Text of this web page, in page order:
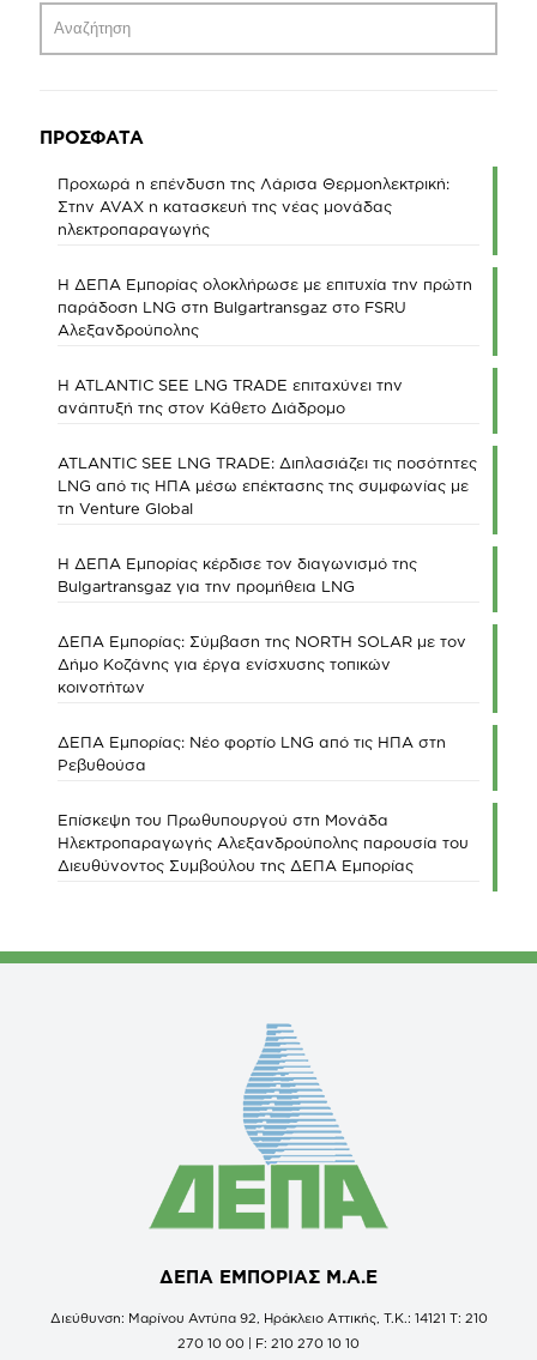
ΠΡΟΣΦΑΤΑ
Προχωρά η επένδυση της Λάρισα Θερμοηλεκτρική:
Στην AVAX η κατασκευή της νέας μονάδας
ηλεκτροπαραγωγής
Η ΔΕΠΑ Εμπορίας ολοκλήρωσε με επιτυχία την πρώτη
παράδοση LNG στη Bulgartransgaz στο FSRU
Αλεξανδρούπολης
Η ATLANTIC SEE LNG TRADE επιταχύνει την
ανάπτυξή της στον Κάθετο Διάδρομο
ATLANTIC SEE LNG TRADE: Διπλασιάζει τις ποσότητες
LNG από τις ΗΠΑ μέσω επέκτασης της συμφωνίας με
τη Venture Global
Η ΔΕΠΑ Εμπορίας κέρδισε τον διαγωνισμό της
Bulgartransgaz για την προμήθεια LNG
ΔΕΠΑ Εμπορίας: Σύμβαση της NORTH SOLAR με τον
Δήμο Κοζάνης για έργα ενίσχυσης τοπικών
κοινοτήτων
ΔΕΠΑ Εμπορίας: Νέο φορτίο LNG από τις ΗΠΑ στη
Ρεβυθούσα
Επίσκεψη του Πρωθυπουργού στη Μονάδα
Ηλεκτροπαραγωγής Αλεξανδρούπολης παρουσία του
Διευθύνοντος Συμβούλου της ΔΕΠΑ Εμπορίας
ΔΕΠΑ ΕΜΠΟΡΙΑΣ Μ.Α.Ε
Διεύθυνση: Μαρίνου Αντύπα 92, Ηράκλειο Αττικής, Τ.Κ.: 14121 Τ: 210
270 10 00 | F: 210 270 10 10